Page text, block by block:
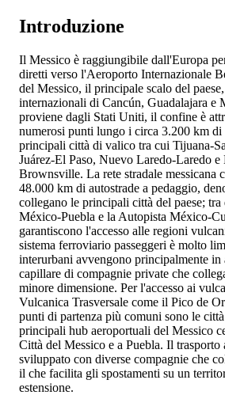
Introduzione
Il Messico è raggiungibile dall'Europa
diretti verso l'Aeroporto Internazionale
del Messico, il principale scalo del
internazionali di Cancún, Guadalajara e
proviene dagli Stati Uniti, il confine è
numerosi punti lungo i circa 3.200 km
principali città di valico tra cui Tijuana-
Juárez-El Paso, Nuevo Laredo-Laredo e
Brownsville. La rete stradale messicana
48.000 km di autostrade a pedaggio,
collegano le principali città del paese; tra
México-Puebla e la Autopista México-
garantiscono l'accesso alle regioni
sistema ferroviario passeggeri è molto
interurbani avvengono principalmente in
capillare di compagnie private che
minore dimensione. Per l'accesso ai
Vulcanica Trasversale come il Pico de
punti di partenza più comuni sono le
principali hub aeroportuali del Messico
Città del Messico e a Puebla. Il trasporto
sviluppato con diverse compagnie che
il che facilita gli spostamenti su un
estensione.